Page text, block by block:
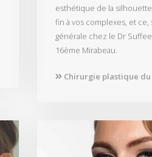
esthétique de la
fin à vos complexes, et ce,
générale chez le Dr
16ème Mirabeau.
Chirurgie plastique du